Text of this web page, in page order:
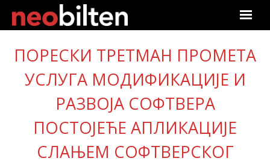
Почетна
Претрага
Актуелно
Подаци
ПОРЕСКИ ТРЕТМАН ПРОМЕТА
УСЛУГА МОДИФИКАЦИЈЕ И
РАЗВОЈА СОФТВЕРА
ПОСТОЈЕЋЕ АПЛИКАЦИЈЕ
СЛАЊЕМ СОФТВЕРСКОГ